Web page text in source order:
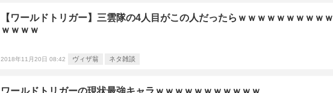
【ワールドトリガー】三雲隊の4人目がこの人だったらｗｗｗｗｗｗｗｗｗｗ
ｗｗｗｗ
2018年11月20日 08:42 ヴィザ翁 ネタ雑談